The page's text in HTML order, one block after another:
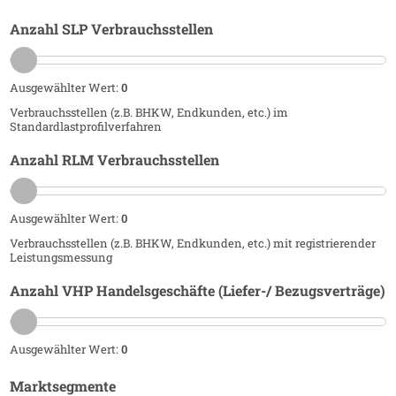
Anzahl SLP Verbrauchsstellen
Ausgewählter Wert:0
Verbrauchsstellen (z.B. BHKW, Endkunden, etc.) im
Standardlastprofilverfahren
Anzahl RLM Verbrauchsstellen
Ausgewählter Wert:0
Verbrauchsstellen (z.B. BHKW, Endkunden, etc.) mit registrierender
Leistungsmessung
Anzahl VHP Handelsgeschäfte (Liefer-/ Bezugsverträge)
Ausgewählter Wert:0
Marktsegmente